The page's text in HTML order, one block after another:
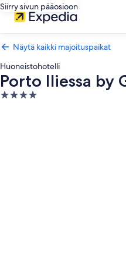
Siirry sivun pääosioon
Näytä kaikki majoituspaikat
Huoneistohotelli
Porto Iliessa by
4.0